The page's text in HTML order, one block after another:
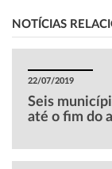
NOTÍCIAS
22/07/2019
Seis
até o fim do